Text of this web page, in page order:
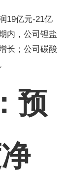
19亿元-21亿
内，公司锂盐
长；公司碳酸
预